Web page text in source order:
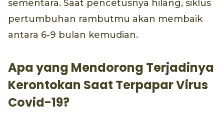
sementara. Saat pencetusnya hilang, siklus
pertumbuhan rambutmu akan membaik
antara 6-9 bulan kemudian.
Apa yang Mendorong Terjadinya
Kerontokan Saat Terpapar Virus
Covid-19?